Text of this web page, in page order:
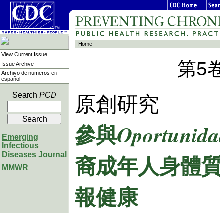
View Current Issue
Issue Archive
Archivo de números en
español
Search PCD
Emerging
Infectious
Diseases Journal
MMWR
Home
第5
原創研究
參與
裔成年人身體
報健康